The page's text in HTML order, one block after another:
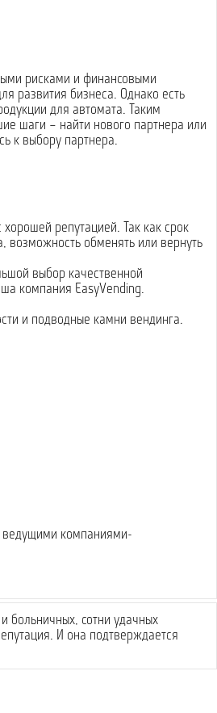
рисками и финансовыми
развития бизнеса. Однако есть
для автомата. Таким
шаги – найти нового партнера или
к выбору партнера.
репутацией. Так как срок
возможность обменять или вернуть
выбор качественной
компания EasyVending.
и подводные камни вендинга.
ведущими компаниями-
больничных, сотни удачных
И она подтверждается